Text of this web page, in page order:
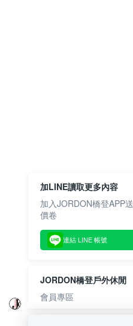
加LINE讀取更多內容
加入JORDON橋登APP
價卷
連結 LINE 帳號
JORDON橋登戶外休閒
會員專區